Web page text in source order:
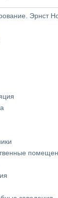
Эрнст